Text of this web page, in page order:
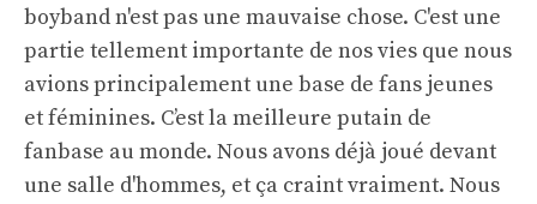
boyband n'est pas une mauvaise chose. C'est une
partie tellement importante de nos vies que nous
avions principalement une base de fans jeunes
et féminines. C’est la meilleure putain de
fanbase au monde. Nous avons déjà joué devant
une salle d'hommes, et ça craint vraiment. Nous